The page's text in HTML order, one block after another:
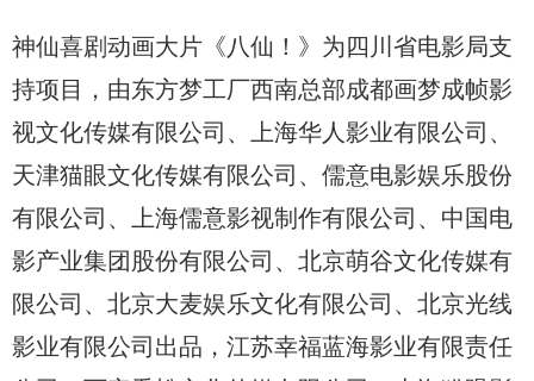
神仙喜剧动画大片《八仙！》为四川省电影局支
持项目，由东方梦工厂西南总部成都画梦成帧影
视文化传媒有限公司、上海华人影业有限公司、
天津猫眼文化传媒有限公司、儒意电影娱乐股份
有限公司、上海儒意影视制作有限公司、中国电
影产业集团股份有限公司、北京萌谷文化传媒有
限公司、北京大麦娱乐文化有限公司、北京光线
影业有限公司出品，江苏幸福蓝海影业有限责任